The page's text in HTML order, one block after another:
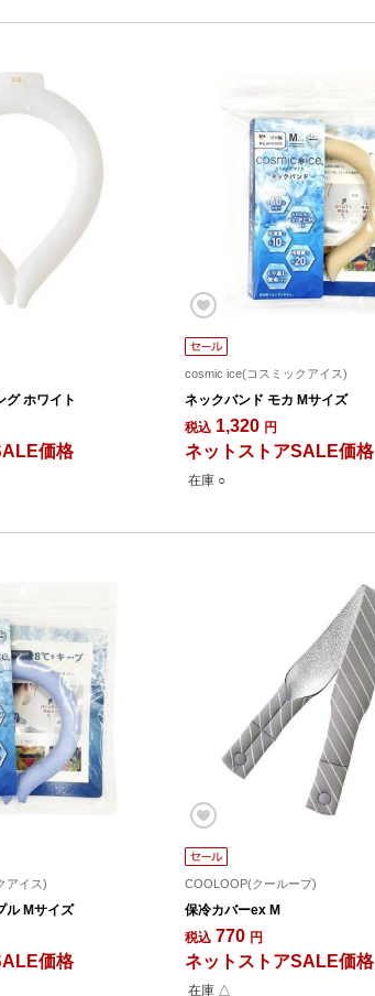
グ ホワイト
価格
cosmic ice(コスミックアイス)
ネックバンド モカ Mサイズ
税込 1,320 円
ネットストアSALE価格
在庫 ○
アイス)
ル Mサイズ
価格
COOLOOP(クーループ)
保冷カバーex M
税込 770 円
ネットストアSALE価格
在庫 △